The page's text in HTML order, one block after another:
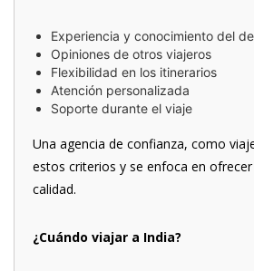
Experiencia y conocimiento del
Opiniones de otros viajeros
Flexibilidad en los itinerarios
Atención personalizada
Soporte durante el viaje
Una agencia de confianza, como
estos criterios y se enfoca en
calidad.
¿Cuándo viajar a India?